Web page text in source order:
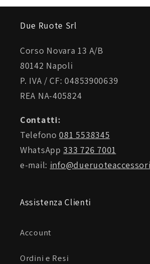
Due Ruote Srl
Corso Novara 13 A/B
80142 Napoli
P. IVA / CF: 04853900639
REA NA-405824
Contatti:
Telefono081 5538345
WhatsApp 333 726 7001
e-mail:
Assistenza Clienti
Account
Ordini e Resi